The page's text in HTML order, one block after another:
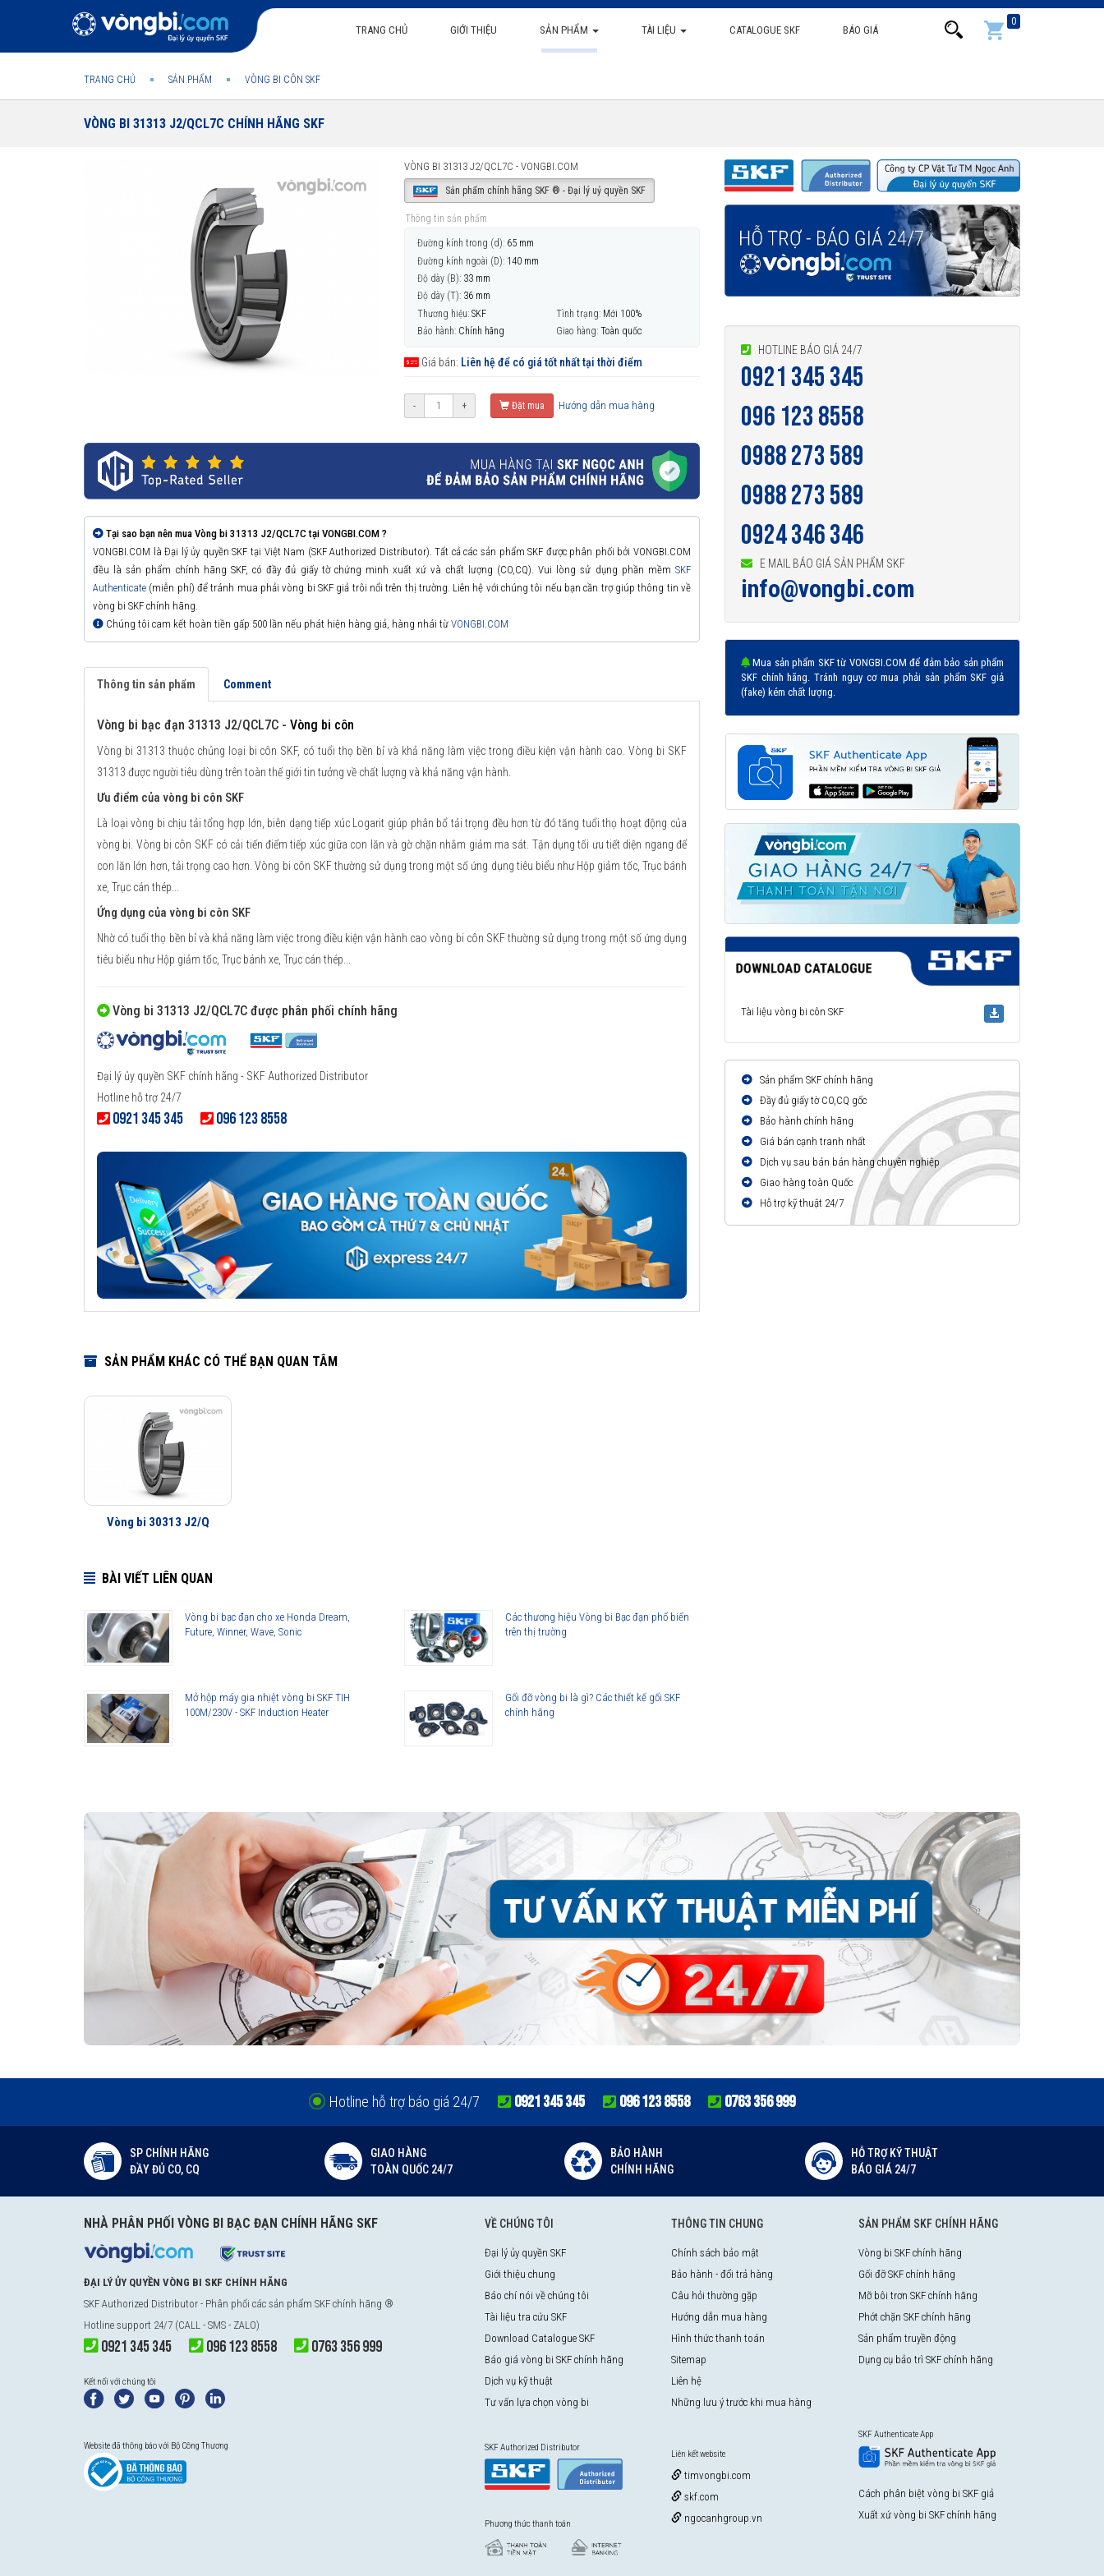
TRANG CHỦ GIỚI THIỆU SẢN PHẨM TÀI LIỆU CATALOGUE SKF BÁO GIÁ
0
TRANG CHỦ SẢN PHẨM VÒNG BI CÔN SKF
VÒNG BI 31313 J2/QCL7C CHÍNH HÃNG SKF
VÒNG BI 31313 J2/QCL7C - VONGBI.COM
Sản phẩm chính hãng SKF ® - Đại lý uỷ quyền SKF
Thông tin sản phẩm
Đường kính trong (d): 65 mm
Đường kính ngoài (D): 140 mm
Độ dày (B): 33 mm
Độ dày (T): 36 mm
Thương hiệu: SKF Tình trạng: Mới 100%
Bảo hành: Chính hãng Giao hàng: Toàn quốc
Giá bán: Liên hệ để có giá tốt nhất tại thời điểm
- + Đặt mua Hướng dẫn mua hàng
Tại sao bạn nên mua Vòng bi 31313 J2/QCL7C tại VONGBI.COM ?
VONGBI.COM là Đại lý ủy quyền SKF tại Việt Nam (SKF Authorized Distributor). Tất cả các sản phẩm SKF được phân phối bởi VONGBI.COM
đều là sản phẩm chính hãng SKF, có đầy đủ giấy tờ chứng minh xuất xứ và chất lượng (CO,CQ). Vui lòng sử dụng phần mềm SKF
Authenticate (miễn phí) để tránh mua phải vòng bi SKF giả trôi nổi trên thị trường. Liên hệ với chúng tôi nếu bạn cần trợ giúp thông tin về
vòng bi SKF chính hãng.
Chúng tôi cam kết hoàn tiền gấp 500 lần nếu phát hiện hàng giả, hàng nhái từ VONGBI.COM
Thông tin sản phẩm Comment
Vòng bi bạc đạn 31313 J2/QCL7C - Vòng bi côn
Vòng bi 31313 thuộc chủng loại bi côn SKF, có tuổi thọ bền bỉ và khả năng làm việc trong điều kiện vận hành cao. Vòng bi SKF
31313 được người tiêu dùng trên toàn thế giới tin tưởng về chất lượng và khả năng vận hành.
Ưu điểm của vòng bi côn SKF
Là loại vòng bi chịu tải tổng hợp lớn, biên dạng tiếp xúc Logarit giúp phân bổ tải trọng đều hơn từ đó tăng tuổi thọ hoạt động của
vòng bi. Vòng bi côn SKF có cải tiến điểm tiếp xúc giữa con lăn và gờ chặn nhằm giảm ma sát. Tận dụng tối ưu tiết diện ngang để
con lăn lớn hơn, tải trọng cao hơn. Vòng bi côn SKF thường sử dụng trong một số ứng dụng tiêu biểu như Hộp giảm tốc, Trục bánh
xe, Trục cán thép...
Ứng dụng của vòng bi côn SKF
Nhờ có tuổi thọ bền bỉ và khả năng làm việc trong điều kiện vận hành cao vòng bi côn SKF thường sử dụng trong một số ứng dụng
tiêu biểu như Hộp giảm tốc, Trục bánh xe, Trục cán thép...
Vòng bi 31313 J2/QCL7C được phân phối chính hãng
Đại lý ủy quyền SKF chính hãng - SKF Authorized Distributor
Hotline hỗ trợ 24/7
0921 345 345 096 123 8558
SẢN PHẨM KHÁC CÓ THỂ BẠN QUAN TÂM
Vòng bi 30313 J2/Q
BÀI VIẾT LIÊN QUAN
Vòng bi bạc đạn cho xe Honda Dream,
Future, Winner, Wave, Sonic
Các thương hiệu Vòng bi Bạc đạn phổ biến
trên thị trường
Mở hộp máy gia nhiệt vòng bi SKF TIH
100M/230V - SKF Induction Heater
Gối đỡ vòng bi là gì? Các thiết kế gối SKF
chính hãng
HOTLINE BÁO GIÁ 24/7
0921 345 345
096 123 8558
0988 273 589
0988 273 589
0924 346 346
E MAIL BÁO GIÁ SẢN PHẨM SKF
info@vongbi.com
Mua sản phẩm SKF từ VONGBI.COM để đảm bảo sản phẩm
SKF chính hãng. Tránh nguy cơ mua phải sản phẩm SKF giả
(fake) kém chất lượng.
Tài liệu vòng bi côn SKF
Sản phẩm SKF chính hãng
Đầy đủ giấy tờ CO,CQ gốc
Bảo hành chính hãng
Giá bán cạnh tranh nhất
Dịch vụ sau bán bán hàng chuyên nghiệp
Giao hàng toàn Quốc
Hỗ trợ kỹ thuật 24/7
Hotline hỗ trợ báo giá 24/7 0921 345 345 096 123 8558 0763 356 999
SP CHÍNH HÃNG
ĐẦY ĐỦ CO, CQ
GIAO HÀNG
TOÀN QUỐC 24/7
BẢO HÀNH
CHÍNH HÃNG
HỖ TRỢ KỸ THUẬT
BÁO GIÁ 24/7
NHÀ PHÂN PHỐI VÒNG BI BẠC ĐẠN CHÍNH HÃNG SKF
ĐẠI LÝ ỦY QUYỀN VÒNG BI SKF CHÍNH HÃNG
SKF Authorized Distributor - Phân phối các sản phẩm SKF chính hãng ®
Hotline support 24/7 (CALL - SMS - ZALO)
0921 345 345 096 123 8558 0763 356 999
Kết nối với chúng tôi
Website đã thông báo với Bộ Công Thương
VỀ CHÚNG TÔI
Đại lý ủy quyền SKF
Giới thiệu chung
Báo chí nói về chúng tôi
Tài liệu tra cứu SKF
Download Catalogue SKF
Báo giá vòng bi SKF chính hãng
Dịch vụ kỹ thuật
Tư vấn lựa chọn vòng bi
SKF Authorized Distributor
Phương thức thanh toán
THÔNG TIN CHUNG
Chính sách bảo mật
Bảo hành - đổi trả hàng
Câu hỏi thường gặp
Hướng dẫn mua hàng
Hình thức thanh toán
Sitemap
Liên hệ
Những lưu ý trước khi mua hàng
Liên kết website
timvongbi.com
skf.com
ngocanhgroup.vn
SẢN PHẨM SKF CHÍNH HÃNG
Vòng bi SKF chính hãng
Gối đỡ SKF chính hãng
Mỡ bôi trơn SKF chính hãng
Phớt chặn SKF chính hãng
Sản phẩm truyền động
Dụng cụ bảo trì SKF chính hãng
SKF Authenticate App
Cách phân biệt vòng bi SKF giả
Xuất xứ vòng bi SKF chính hãng